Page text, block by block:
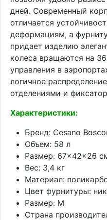
дней. Современный
отличается
деформациям, а
придает изделию
колеса вращаются на
управления в
логичное
отделениями и
Характеристики:
Бренд: Cesano
Объем: 58 л
Размер: 67×42×26
Вес: 3,4 кг
Материал:
Цвет фурнитуры:
Размер: M
Страна